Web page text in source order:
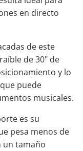
en directo
de este
de 30" de
y lo
puede
musicales.
es su
pesa menos de
un tamaño